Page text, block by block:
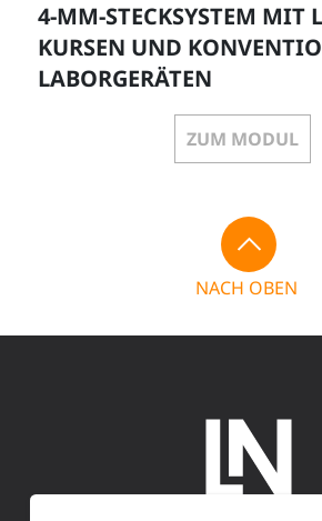
4-MM-STECKSYSTEM MIT
KURSEN UND
LABORGERÄTEN
ZUM MODUL
NACH OBEN